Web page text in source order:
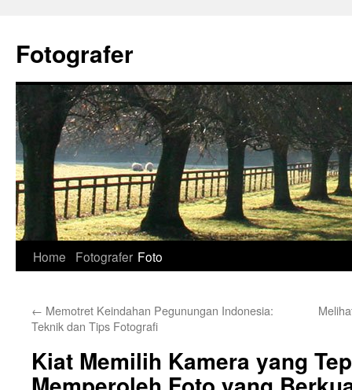
content
Fotografer
Home Fotografer Foto
← Memotret Keindahan Pegunungan Indonesia:
Teknik dan Tips Fotografi
Kiat Memilih Kamera yang